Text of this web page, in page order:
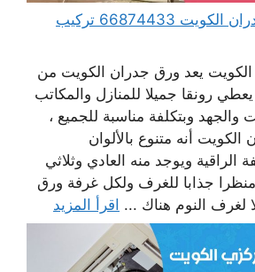
فني تركيب ورق جدران الكويت 66874433 تركيب
يعد ورق جدران الكويت من
يعطي رونقا جميلا للمنازل والمكاتب
والجهد وبتكلفة مناسبة للجميع ،
أنه متنوع بالألوان
الراقية ويوجد منه العادي وثلاثي
منظرا جذابا للغرف ولكل غرفة ورق
لغرف النوم هناك ... اقرأ المزيد